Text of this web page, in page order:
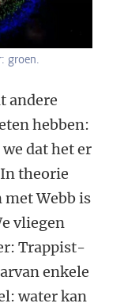
groen.
andere
hebben:
dat het er
theorie
met Webb is
vliegen
Trappist-
enkele
water kan